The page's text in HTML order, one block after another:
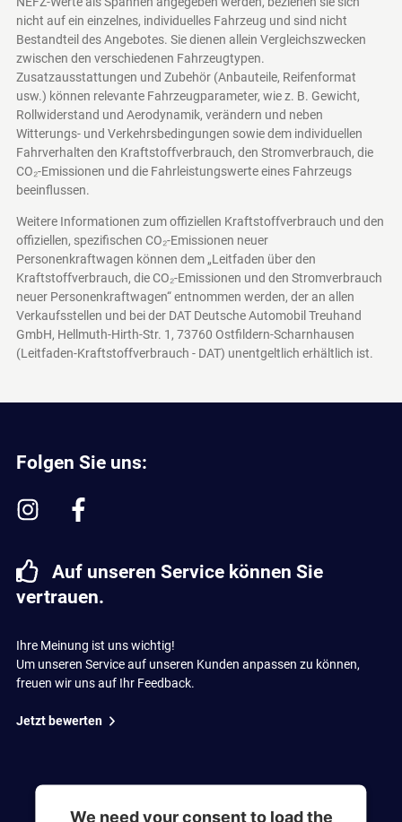
nicht auf ein einzelnes, individuelles Fahrzeug und sind nicht
Bestandteil des Angebotes. Sie dienen allein Vergleichszwecken
zwischen den verschiedenen Fahrzeugtypen.
Zusatzausstattungen und Zubehör (Anbauteile, Reifenformat
usw.) können relevante Fahrzeugparameter, wie z. B. Gewicht,
Rollwiderstand und Aerodynamik, verändern und neben
Witterungs- und Verkehrsbedingungen sowie dem individuellen
Fahrverhalten den Kraftstoffverbrauch, den Stromverbrauch, die
CO₂-Emissionen und die Fahrleistungswerte eines Fahrzeugs
beeinflussen.
Weitere Informationen zum offiziellen Kraftstoffverbrauch und den
offiziellen, spezifischen CO₂-Emissionen neuer
Personenkraftwagen können dem „Leitfaden über den
Kraftstoffverbrauch, die CO₂-Emissionen und den Stromverbrauch
neuer Personenkraftwagen“ entnommen werden, der an allen
Verkaufsstellen und bei der DAT Deutsche Automobil Treuhand
GmbH, Hellmuth-Hirth-Str. 1, 73760 Ostfildern-Scharnhausen
(Leitfaden-Kraftstoffverbrauch - DAT) unentgeltlich erhältlich ist.
Folgen Sie uns:
Auf unseren Service können Sie
vertrauen.
Ihre Meinung ist uns wichtig!
Um unseren Service auf unseren Kunden anpassen zu können,
freuen wir uns auf Ihr Feedback.
Jetzt bewerten
We need your consent to load the